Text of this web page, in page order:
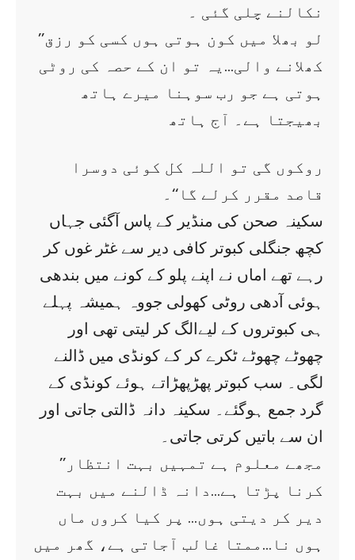
نکالنے چلی گئی ۔
’’لو بھلا میں کون ہوتی ہوں کسی کو رزق
کھلانے والی…یہ تو ان کے حصہ کی روٹی
ہوتی ہے جو رب سوہنا میرے ہاتھ
بھیجتا ہے۔ آج ہاتھ
روکوں گی تو اللہ کل کوئی دوسرا
قاصد مقرر کرلے گا‘‘۔
سکینہ صحن کی منڈیر کے پاس آگئی جہاں
کچھ جنگلی کبوتر کافی دیر سے غٹر غوں کر
رہے تھے اماں نے اپنے پلو کے کونے میں بندھی
ہوئی آدھی روٹی کھولی جووہ ہمیشہ پہلے
ہی کبوتروں کے لیےالگ کر لیتی تھی اور
چھوٹے چھوٹے ٹکرے کر کے کونڈی میں ڈالنے
لگی۔ سب کبوتر پھڑپھڑاتے ہوئے کونڈی کے
گرد جمع ہوگئے۔ سکینہ دانہ ڈالتی جاتی اور
ان سے باتیں کرتی جاتی۔
’’مجھے معلوم ہے تمہیں بہت انتظار
کرنا پڑتا ہے…دانہ ڈالنے میں بہت
دیر کر دیتی ہوں… پر کیا کروں ماں
ہوں نا…ممتا غالب آجاتی ہے، گھر میں